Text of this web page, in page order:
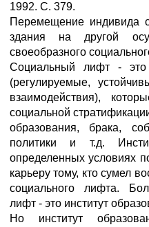
1992. С. 379.
Перемещение индивида
здания на другой
своеобразного
Социальный лифт - это
(регулируемые,
взаимодействия),
социальной
образования, брака,
политики и т.д.
определенных условиях
карьеру тому, кто сумел
социального лифта.
лифт - это институт
Но институт